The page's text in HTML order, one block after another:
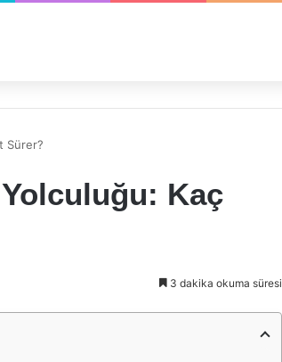
Sürer?
Kaç
3 dakika okuma süresi